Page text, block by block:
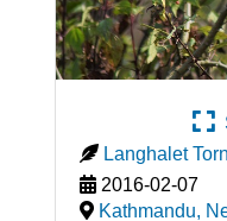
Langhalet
2016-02-07
Kathmandu,